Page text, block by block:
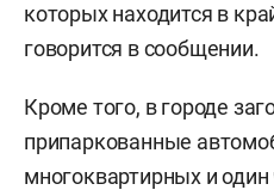
которых находится в
говорится в сообщении.
Кроме того, в городе
припаркованные
многоквартирных и